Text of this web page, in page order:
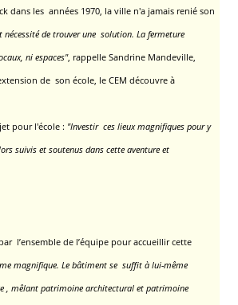
dans les années 1970, la ville n'a jamais renié son
de trouver une solution. La fermeture
ni espaces", rappelle Sandrine Mandeville,
de son école, le CEM découvre à
pour l'école : "Investir ces lieux magnifiques pour y
suivis et soutenus dans cette aventure et
l’ensemble de l’équipe pour accueillir cette
magnifique. Le bâtiment se suffit à lui-même
, mêlant patrimoine architectural et patrimoine